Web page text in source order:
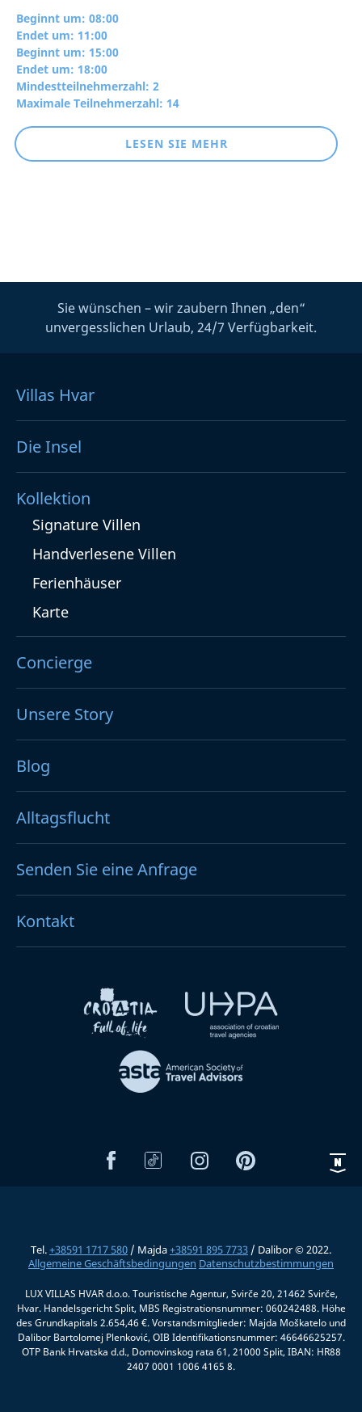
Beginnt um: 08:00
Endet um: 11:00
Beginnt um: 15:00
Endet um: 18:00
Mindestteilnehmerzahl: 2
Maximale Teilnehmerzahl: 14
LESEN SIE MEHR
Sie wünschen – wir zaubern Ihnen „den“
unvergesslichen Urlaub, 24/7 Verfügbarkeit.
Villas Hvar
Die Insel
Kollektion
Signature Villen
Handverlesene Villen
Ferienhäuser
Karte
Concierge
Unsere Story
Blog
Alltagsflucht
Senden Sie eine Anfrage
Kontakt
Tel.+38591 1717 580 / Majda+38591 895 7733 / Dalibor © 2022.
Allgemeine Geschäftsbedingungen Datenschutzbestimmungen
LUX VILLAS HVAR d.o.o. Touristische Agentur, Svirče 20, 21462 Svirče,
Hvar. Handelsgericht Split, MBS Registrationsnummer: 060242488. Höhe
des Grundkapitals 2.654,46 €. Vorstandsmitglieder: Majda Moškatelo und
Dalibor Bartolomej Plenković, OIB Identifikationsnummer: 46646625257.
OTP Bank Hrvatska d.d., Domovinskog rata 61, 21000 Split, IBAN: HR88
2407 0001 1006 4165 8.